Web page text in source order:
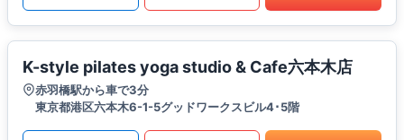
K-style pilates yoga studio & Cafe六本木店
赤羽橋駅から車で3分
東京都港区六本木6-1-5グッドワークスビル4･5階